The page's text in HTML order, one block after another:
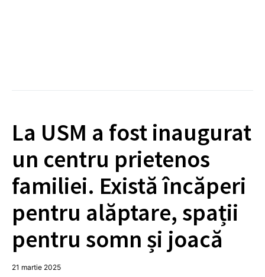
La USM a fost inaugurat
un centru prietenos
familiei. Există încăperi
pentru alăptare, spații
pentru somn și joacă
21 martie 2025